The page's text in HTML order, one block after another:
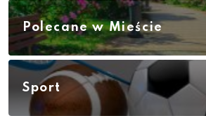
Polecane w Mieście
Sport